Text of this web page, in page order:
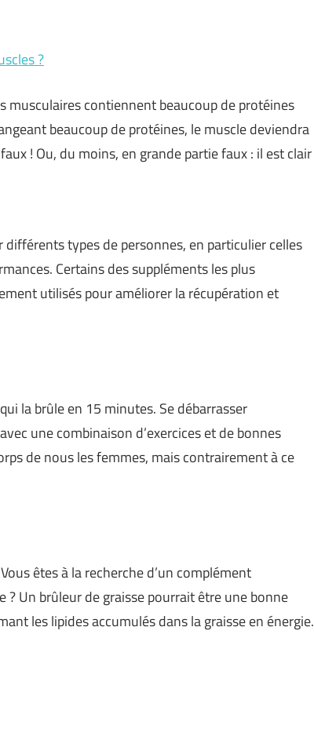
?
musculaires contiennent beaucoup de protéines
beaucoup de protéines, le muscle deviendra
! Ou, du moins, en grande partie faux : il est clair
types de personnes, en particulier celles
Certains des suppléments les plus
utilisés pour améliorer la récupération et
la brûle en 15 minutes. Se débarrasser
une combinaison d’exercices et de bonnes
de nous les femmes, mais contrairement à ce
êtes à la recherche d’un complément
Un brûleur de graisse pourrait être une bonne
les lipides accumulés dans la graisse en énergie.